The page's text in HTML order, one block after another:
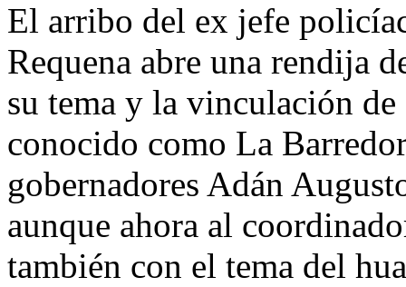
El arribo del ex jefe
Requena abre una rendija
su tema y la vinculación
conocido como La
gobernadores Adán
aunque ahora al
también con el tema del